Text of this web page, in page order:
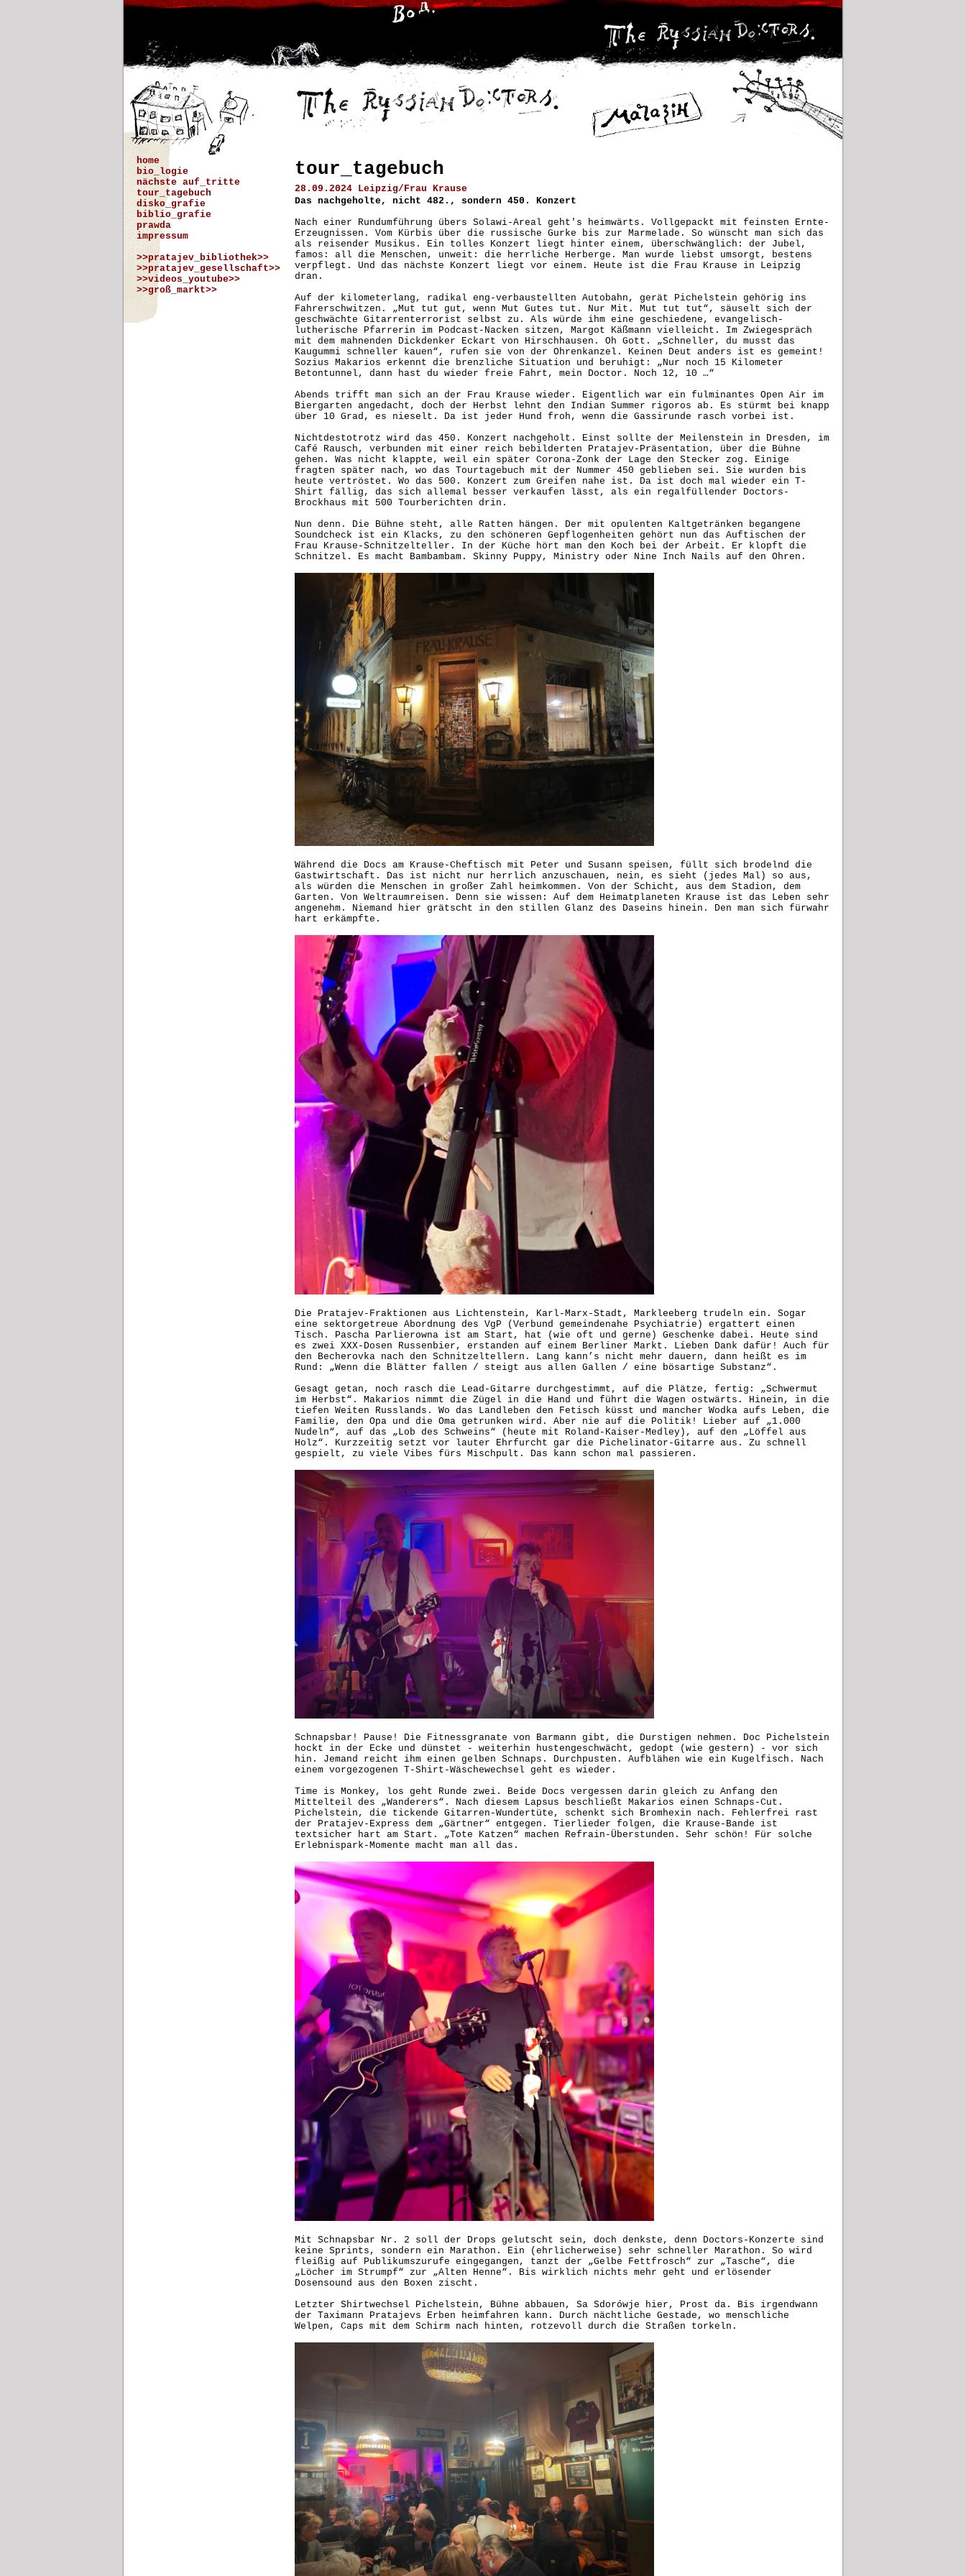
home
bio_logie
nächste auf_tritte
tour_tagebuch
disko_grafie
biblio_grafie
prawda
impressum
>>pratajev_bibliothek>>
>>pratajev_gesellschaft>>
>>videos_youtube>>
>>groß_markt>>
tour_tagebuch
28.09.2024 Leipzig/Frau Krause
Das nachgeholte, nicht 482., sondern 450. Konzert
Nach einer Rundumführung übers Solawi-Areal geht's heimwärts. Vollgepackt mit feinsten Ernte-
Erzeugnissen. Vom Kürbis über die russische Gurke bis zur Marmelade. So wünscht man sich das
als reisender Musikus. Ein tolles Konzert liegt hinter einem, überschwänglich: der Jubel,
famos: all die Menschen, unweit: die herrliche Herberge. Man wurde liebst umsorgt, bestens
verpflegt. Und das nächste Konzert liegt vor einem. Heute ist die Frau Krause in Leipzig
dran.
Auf der kilometerlang, radikal eng-verbaustellten Autobahn, gerät Pichelstein gehörig ins
Fahrerschwitzen. „Mut tut gut, wenn Mut Gutes tut. Nur Mit. Mut tut tut“, säuselt sich der
geschwächte Gitarrenterrorist selbst zu. Als würde ihm eine geschiedene, evangelisch-
lutherische Pfarrerin im Podcast-Nacken sitzen, Margot Käßmann vielleicht. Im Zwiegespräch
mit dem mahnenden Dickdenker Eckart von Hirschhausen. Oh Gott. „Schneller, du musst das
Kaugummi schneller kauen“, rufen sie von der Ohrenkanzel. Keinen Deut anders ist es gemeint!
Sozius Makarios erkennt die brenzliche Situation und beruhigt: „Nur noch 15 Kilometer
Betontunnel, dann hast du wieder freie Fahrt, mein Doctor. Noch 12, 10 …“
Abends trifft man sich an der Frau Krause wieder. Eigentlich war ein fulminantes Open Air im
Biergarten angedacht, doch der Herbst lehnt den Indian Summer rigoros ab. Es stürmt bei knapp
über 10 Grad, es nieselt. Da ist jeder Hund froh, wenn die Gassirunde rasch vorbei ist.
Nichtdestotrotz wird das 450. Konzert nachgeholt. Einst sollte der Meilenstein in Dresden, im
Café Rausch, verbunden mit einer reich bebilderten Pratajev-Präsentation, über die Bühne
gehen. Was nicht klappte, weil ein später Corona-Zonk der Lage den Stecker zog. Einige
fragten später nach, wo das Tourtagebuch mit der Nummer 450 geblieben sei. Sie wurden bis
heute vertröstet. Wo das 500. Konzert zum Greifen nahe ist. Da ist doch mal wieder ein T-
Shirt fällig, das sich allemal besser verkaufen lässt, als ein regalfüllender Doctors-
Brockhaus mit 500 Tourberichten drin.
Nun denn. Die Bühne steht, alle Ratten hängen. Der mit opulenten Kaltgetränken begangene
Soundcheck ist ein Klacks, zu den schöneren Gepflogenheiten gehört nun das Auftischen der
Frau Krause-Schnitzelteller. In der Küche hört man den Koch bei der Arbeit. Er klopft die
Schnitzel. Es macht Bambambam. Skinny Puppy, Ministry oder Nine Inch Nails auf den Ohren.
Während die Docs am Krause-Cheftisch mit Peter und Susann speisen, füllt sich brodelnd die
Gastwirtschaft. Das ist nicht nur herrlich anzuschauen, nein, es sieht (jedes Mal) so aus,
als würden die Menschen in großer Zahl heimkommen. Von der Schicht, aus dem Stadion, dem
Garten. Von Weltraumreisen. Denn sie wissen: Auf dem Heimatplaneten Krause ist das Leben sehr
angenehm. Niemand hier grätscht in den stillen Glanz des Daseins hinein. Den man sich fürwahr
hart erkämpfte.
Die Pratajev-Fraktionen aus Lichtenstein, Karl-Marx-Stadt, Markleeberg trudeln ein. Sogar
eine sektorgetreue Abordnung des VgP (Verbund gemeindenahe Psychiatrie) ergattert einen
Tisch. Pascha Parlierowna ist am Start, hat (wie oft und gerne) Geschenke dabei. Heute sind
es zwei XXX-Dosen Russenbier, erstanden auf einem Berliner Markt. Lieben Dank dafür! Auch für
den Becherovka nach den Schnitzeltellern. Lang kann’s nicht mehr dauern, dann heißt es im
Rund: „Wenn die Blätter fallen / steigt aus allen Gallen / eine bösartige Substanz“.
Gesagt getan, noch rasch die Lead-Gitarre durchgestimmt, auf die Plätze, fertig: „Schwermut
im Herbst“. Makarios nimmt die Zügel in die Hand und führt die Wagen ostwärts. Hinein, in die
tiefen Weiten Russlands. Wo das Landleben den Fetisch küsst und mancher Wodka aufs Leben, die
Familie, den Opa und die Oma getrunken wird. Aber nie auf die Politik! Lieber auf „1.000
Nudeln“, auf das „Lob des Schweins“ (heute mit Roland-Kaiser-Medley), auf den „Löffel aus
Holz“. Kurzzeitig setzt vor lauter Ehrfurcht gar die Pichelinator-Gitarre aus. Zu schnell
gespielt, zu viele Vibes fürs Mischpult. Das kann schon mal passieren.
Schnapsbar! Pause! Die Fitnessgranate von Barmann gibt, die Durstigen nehmen. Doc Pichelstein
hockt in der Ecke und dünstet - weiterhin hustengeschwächt, gedopt (wie gestern) - vor sich
hin. Jemand reicht ihm einen gelben Schnaps. Durchpusten. Aufblähen wie ein Kugelfisch. Nach
einem vorgezogenen T-Shirt-Wäschewechsel geht es wieder.
Time is Monkey, los geht Runde zwei. Beide Docs vergessen darin gleich zu Anfang den
Mittelteil des „Wanderers“. Nach diesem Lapsus beschließt Makarios einen Schnaps-Cut.
Pichelstein, die tickende Gitarren-Wundertüte, schenkt sich Bromhexin nach. Fehlerfrei rast
der Pratajev-Express dem „Gärtner“ entgegen. Tierlieder folgen, die Krause-Bande ist
textsicher hart am Start. „Tote Katzen“ machen Refrain-Überstunden. Sehr schön! Für solche
Erlebnispark-Momente macht man all das.
Mit Schnapsbar Nr. 2 soll der Drops gelutscht sein, doch denkste, denn Doctors-Konzerte sind
keine Sprints, sondern ein Marathon. Ein (ehrlicherweise) sehr schneller Marathon. So wird
fleißig auf Publikumszurufe eingegangen, tanzt der „Gelbe Fettfrosch“ zur „Tasche“, die
„Löcher im Strumpf“ zur „Alten Henne“. Bis wirklich nichts mehr geht und erlösender
Dosensound aus den Boxen zischt.
Letzter Shirtwechsel Pichelstein, Bühne abbauen, Sa Sdorówje hier, Prost da. Bis irgendwann
der Taximann Pratajevs Erben heimfahren kann. Durch nächtliche Gestade, wo menschliche
Welpen, Caps mit dem Schirm nach hinten, rotzevoll durch die Straßen torkeln.